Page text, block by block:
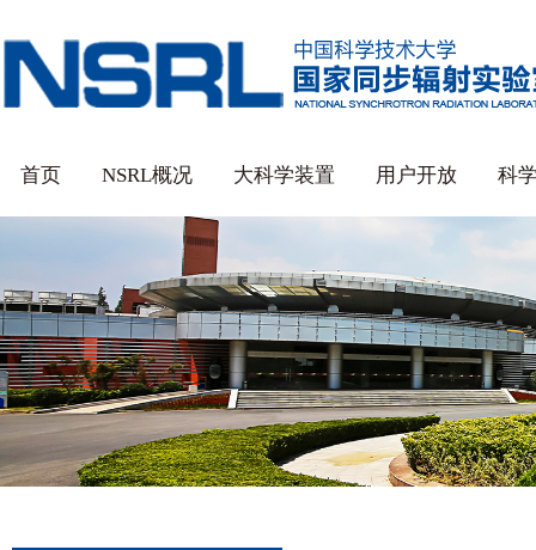
首页 NSRL概况 大科学装置 用户开放 科